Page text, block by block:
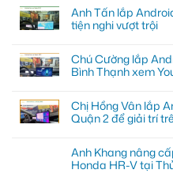
Anh Tấn lắp
tiện nghi vượt trội
Chú Cường lắp
Bình Thạnh xem
Chị Hồng Vân lắp
Quận 2 để giải trí
Anh Khang nâng
Honda HR-V tại